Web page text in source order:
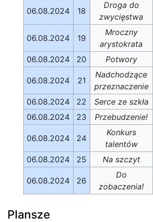
06.08.2024 18
Droga do
zwycięstwa
06.08.2024 19
Mroczny
arystokrata
06.08.2024
20 Potwory
06.08.2024 21
Nadchodzące
przeznaczenie
06.08.2024
22 Serce ze szkła
06.08.2024
23 Przebudzenie!
06.08.2024 24
Konkurs
talentów
06.08.2024
25 Na szczyt
06.08.2024 26
Do
zobaczenia!
Plansze